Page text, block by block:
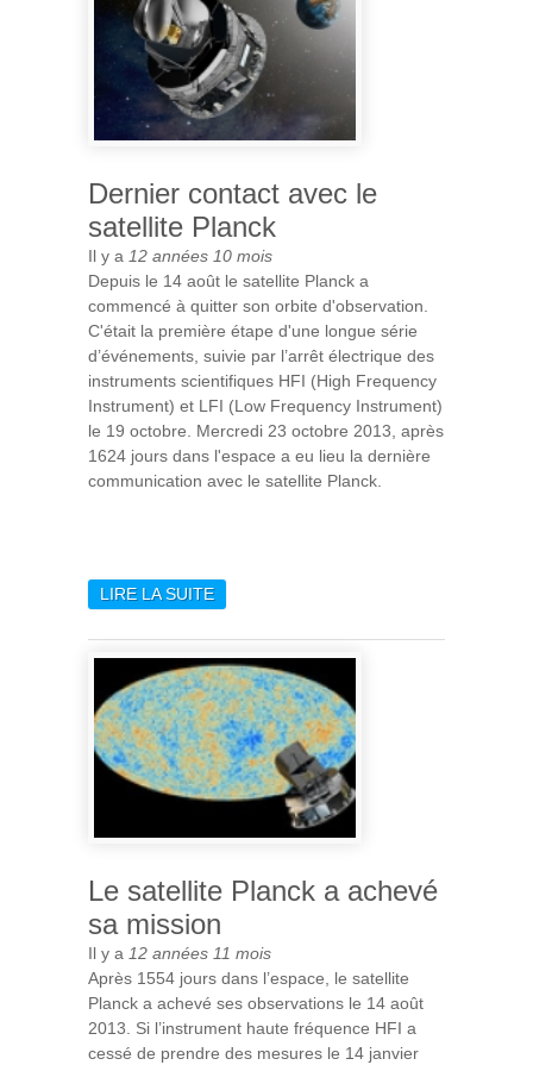
Dernier contact avec le
satellite Planck
Il y a 12 années 10 mois
Depuis le 14 août le satellite Planck a
commencé à quitter son orbite d'observation.
C'était la première étape d'une longue série
d’événements, suivie par l’arrêt électrique des
instruments scientifiques HFI (High Frequency
Instrument) et LFI (Low Frequency Instrument)
le 19 octobre. Mercredi 23 octobre 2013, après
1624 jours dans l'espace a eu lieu la dernière
communication avec le satellite Planck.
LIRE LA SUITEDE DERNIER CONTACT
Le satellite Planck a achevé
sa mission
Il y a 12 années 11 mois
Après 1554 jours dans l’espace, le satellite
Planck a achevé ses observations le 14 août
2013. Si l’instrument haute fréquence HFI a
cessé de prendre des mesures le 14 janvier